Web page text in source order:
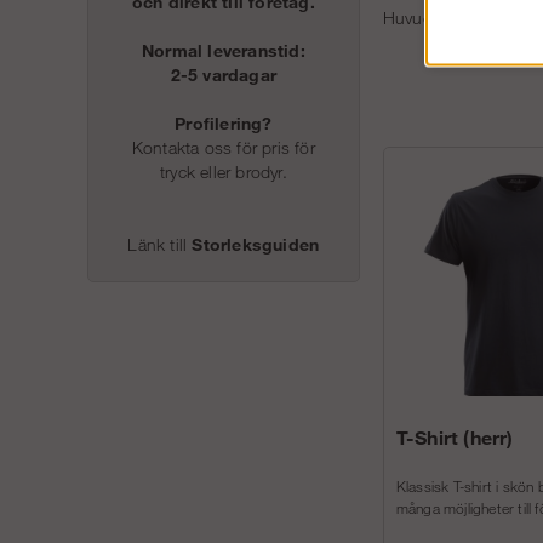
Normal leveranstid:
2-5 vardagar
Profilering?
Kontakta oss för pris för
tryck eller brodyr.
Länk till Storleksguiden
Huvudtyg: 100 %
T-Shirt (herr)
Klassisk T-shirt i skön
många möjligheter till